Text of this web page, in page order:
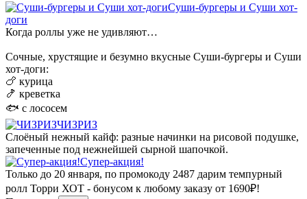
Суши-бургеры и Суши хот-
доги
Когда роллы уже не удивляют…
Сочные, хрустящие и безумно вкусные Суши-бургеры и Суши
хот-доги:
🍗 курица
🍤 креветка
🐟 с лососем
ЧИЗРИЗ
Слоёный нежный кайф: разные начинки на рисовой подушке,
запеченные под нежнейшей сырной шапочкой.
Супер-акция!
Только до 20 января, по промокоду 2487 дарим темпурный
ролл Торри ХОТ - бонусом к любому заказу от 1690₽!